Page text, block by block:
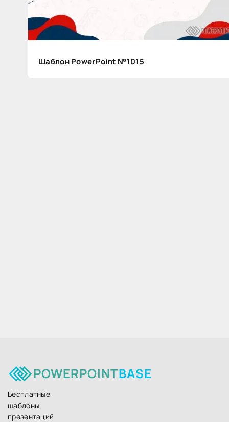
Шаблон PowerPoint №1015
POWERPOINTBASE
Бесплатные
шаблоны
презентаций